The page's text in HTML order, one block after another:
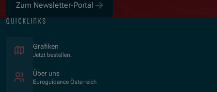
Zum Newsletter-Portal
quicklinks
Grafiken
Jetzt bestellen.
Über uns
Euroguidance Österreich